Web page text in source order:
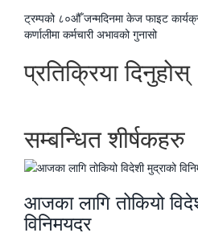
पछिल्लाे
-
ट्रम्पको ८०औँ जन्मदिनमा केज फाइट
अघिल्लाे
कर्णालीमा कर्मचारी अभावको गुनासो
प्रतिक्रिया दिनुहोस्
सम्बन्धित शीर्षकहरु
आजका लागि तोकियो
विनिमयदर